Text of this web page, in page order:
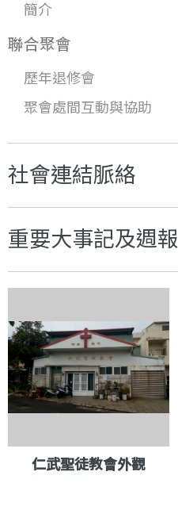
簡介
聯合聚會
歷年退修會
聚會處間互動與協助
社會連結脈絡
重要大事記及週報
仁武聖徒教會外觀